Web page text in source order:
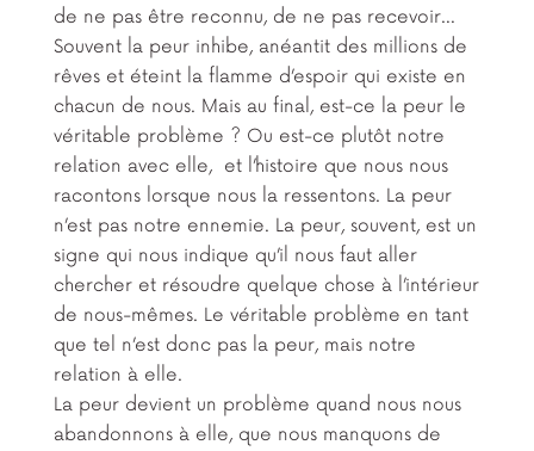
de ne pas être reconnu, de ne pas recevoir…
Souvent la peur inhibe, anéantit des millions de
rêves et éteint la flamme d’espoir qui existe en
chacun de nous. Mais au final, est-ce la peur le
véritable problème ? Ou est-ce plutôt notre
relation avec elle, et l’histoire que nous nous
racontons lorsque nous la ressentons. La peur
n’est pas notre ennemie. La peur, souvent, est un
signe qui nous indique qu’il nous faut aller
chercher et résoudre quelque chose à l’intérieur
de nous-mêmes. Le véritable problème en tant
que tel n’est donc pas la peur, mais notre
relation à elle.
La peur devient un problème quand nous nous
abandonnons à elle, que nous manquons de